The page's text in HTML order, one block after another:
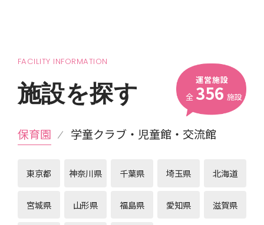
FACILITY INFORMATION
施設を探す
保育園 学童クラブ・児童館・交流館
運営施設
全 356 施設
東京都 神奈川県 千葉県 埼玉県 北海道
宮城県 山形県 福島県 愛知県 滋賀県